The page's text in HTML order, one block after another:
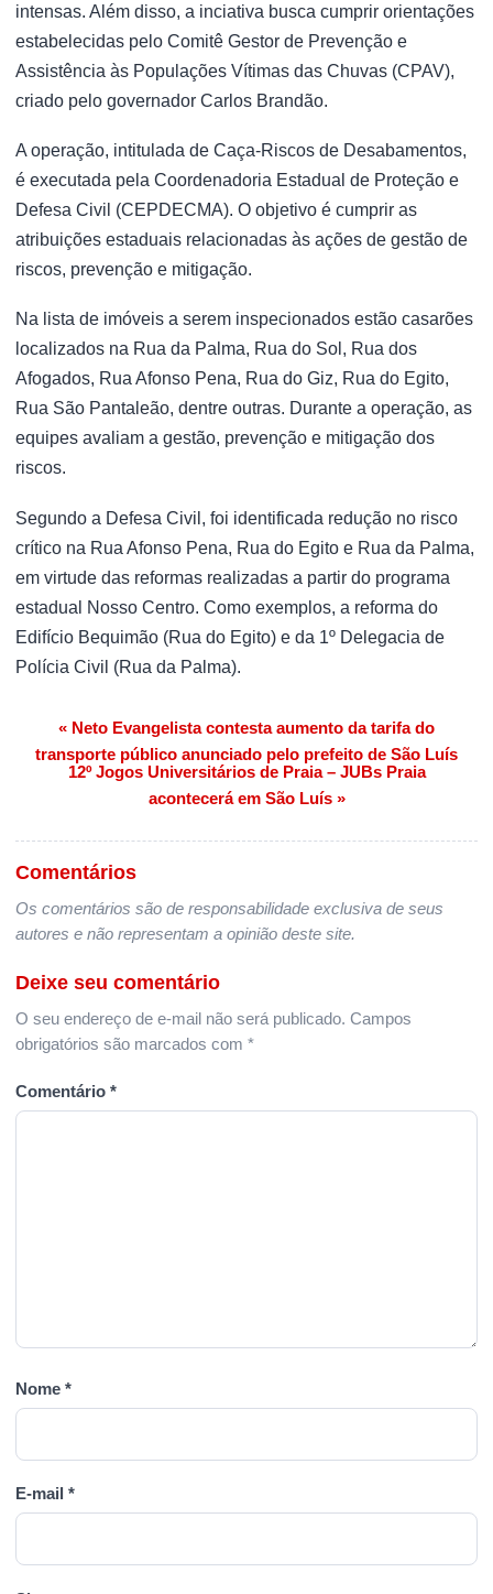
intensas. Além disso, a inciativa busca cumprir orientações
estabelecidas pelo Comitê Gestor de Prevenção e
Assistência às Populações Vítimas das Chuvas (CPAV),
criado pelo governador Carlos Brandão.
A operação, intitulada de Caça-Riscos de Desabamentos,
é executada pela Coordenadoria Estadual de Proteção e
Defesa Civil (CEPDECMA). O objetivo é cumprir as
atribuições estaduais relacionadas às ações de gestão de
riscos, prevenção e mitigação.
Na lista de imóveis a serem inspecionados estão casarões
localizados na Rua da Palma, Rua do Sol, Rua dos
Afogados, Rua Afonso Pena, Rua do Giz, Rua do Egito,
Rua São Pantaleão, dentre outras. Durante a operação, as
equipes avaliam a gestão, prevenção e mitigação dos
riscos.
Segundo a Defesa Civil, foi identificada redução no risco
crítico na Rua Afonso Pena, Rua do Egito e Rua da Palma,
em virtude das reformas realizadas a partir do programa
estadual Nosso Centro. Como exemplos, a reforma do
Edifício Bequimão (Rua do Egito) e da 1º Delegacia de
Polícia Civil (Rua da Palma).
Navegação de Post
« Neto Evangelista contesta aumento da tarifa do
transporte público anunciado pelo prefeito de São Luís
12º Jogos Universitários de Praia – JUBs Praia
acontecerá em São Luís »
Comentários
Os comentários são de responsabilidade exclusiva de seus
autores e não representam a opinião deste site.
Deixe seu comentário
O seu endereço de e-mail não será publicado. Campos
obrigatórios são marcados com *
Comentário *
Nome *
E-mail *